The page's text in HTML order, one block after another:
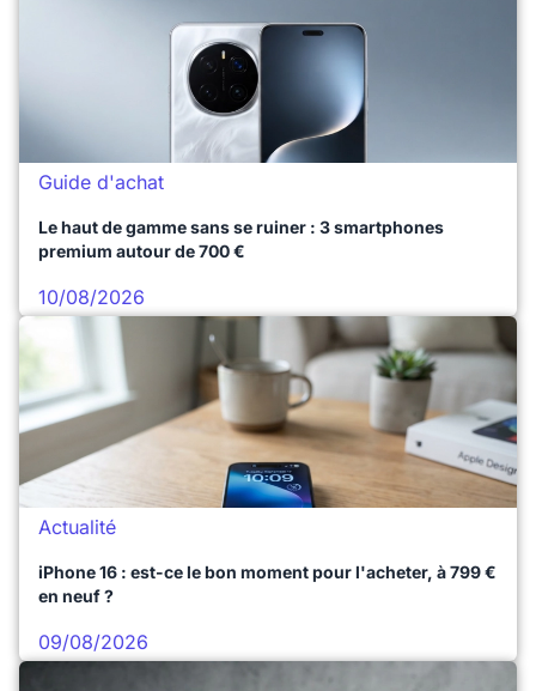
Guide d'achat
Le haut de gamme sans se ruiner : 3 smartphones
premium autour de 700 €
10/08/2026
Actualité
iPhone 16 : est-ce le bon moment pour l'acheter, à 799 €
en neuf ?
09/08/2026